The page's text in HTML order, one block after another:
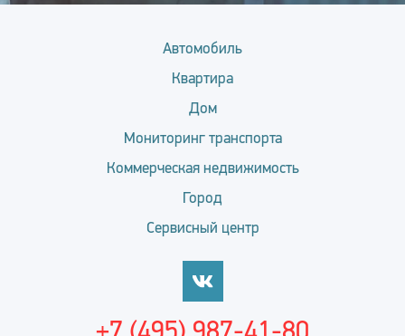
Автомобиль
Квартира
Дом
Мониторинг транспорта
Коммерческая недвижимость
Город
Сервисный центр